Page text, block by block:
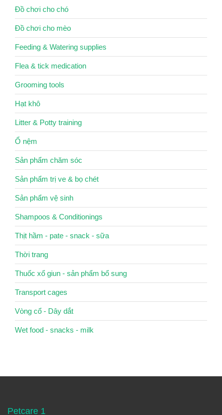
Đồ chơi cho chó
Đồ chơi cho mèo
Feeding & Watering supplies
Flea & tick medication
Grooming tools
Hạt khô
Litter & Potty training
Ổ nệm
Sản phẩm chăm sóc
Sản phẩm trị ve & bọ chét
Sản phẩm vệ sinh
Shampoos & Conditionings
Thịt hầm - pate - snack - sữa
Thời trang
Thuốc xổ giun - sản phẩm bổ sung
Transport cages
Vòng cổ - Dây dắt
Wet food - snacks - milk
Petcare 1